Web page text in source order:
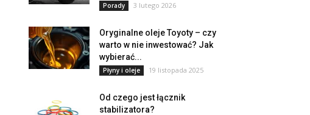
Porady 3 lutego 2026
Oryginalne oleje Toyoty – czy
warto w nie inwestować? Jak
wybierać...
Płyny i oleje 19 listopada 2025
Od czego jest łącznik
stabilizatora?